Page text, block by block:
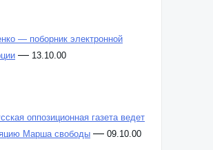
— поборник электронной
— 13.10.00
оппозиционная газета ведет
Марша свободы — 09.10.00